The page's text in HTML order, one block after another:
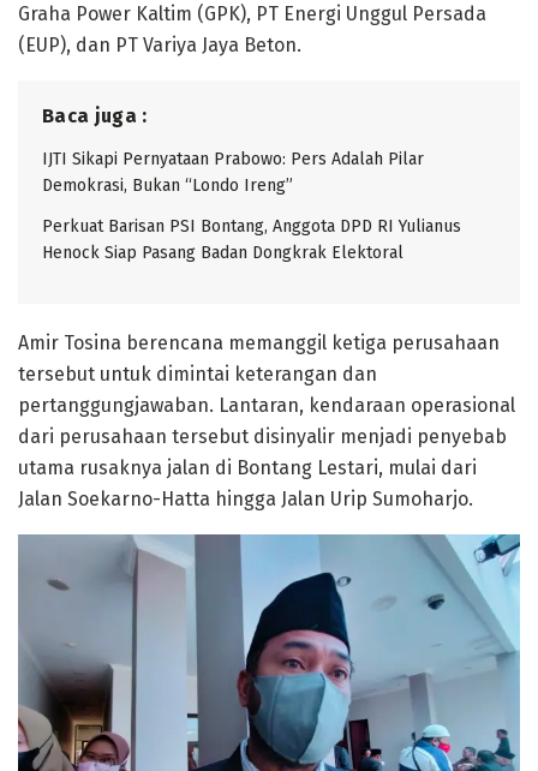
Graha Power Kaltim (GPK), PT Energi Unggul Persada
(EUP), dan PT Variya Jaya Beton.
Baca juga :
IJTI Sikapi Pernyataan Prabowo: Pers Adalah Pilar
Demokrasi, Bukan “Londo Ireng”
Perkuat Barisan PSI Bontang, Anggota DPD RI Yulianus
Henock Siap Pasang Badan Dongkrak Elektoral
Amir Tosina berencana memanggil ketiga perusahaan
tersebut untuk dimintai keterangan dan
pertanggungjawaban. Lantaran, kendaraan operasional
dari perusahaan tersebut disinyalir menjadi penyebab
utama rusaknya jalan di Bontang Lestari, mulai dari
Jalan Soekarno-Hatta hingga Jalan Urip Sumoharjo.